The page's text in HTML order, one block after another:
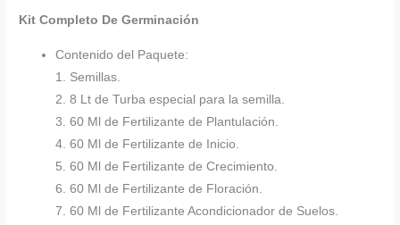
Kit Completo De Germinación
Contenido del Paquete:
1. Semillas.
2. 8 Lt de Turba especial para la semilla.
3. 60 Ml de Fertilizante de Plantulación.
4. 60 Ml de Fertilizante de Inicio.
5. 60 Ml de Fertilizante de Crecimiento.
6. 60 Ml de Fertilizante de Floración.
7. 60 Ml de Fertilizante Acondicionador de Suelos.